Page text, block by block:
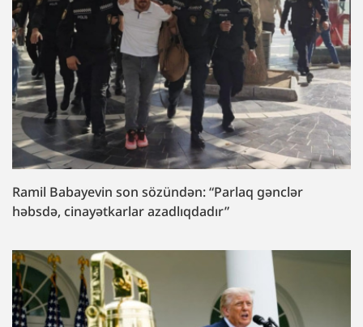
Ramil Babayevin son sözündən: “Parlaq gənclər
həbsdə, cinayətkarlar azadlıqdadır”